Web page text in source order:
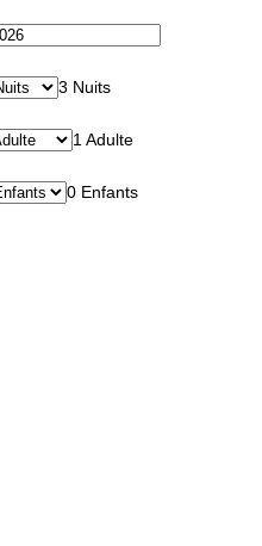
3 Nuits
1 Adulte
0 Enfants